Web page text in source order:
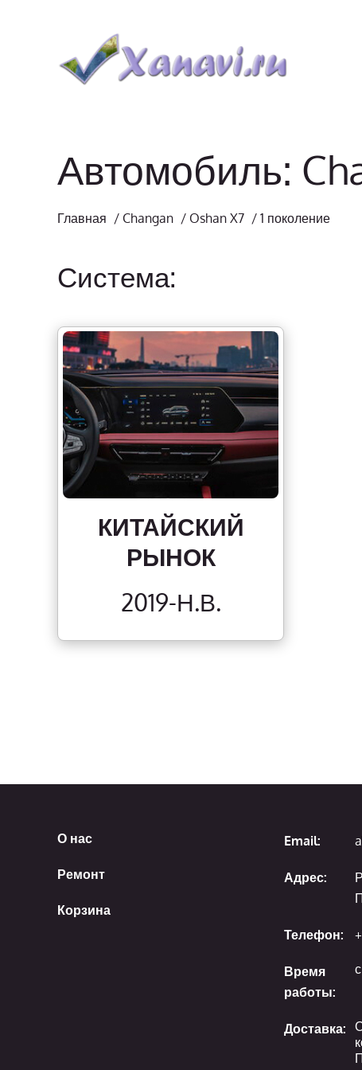
Автомобиль:
Главная / Changan / Oshan X7 / 1 поколение
Система:
КИТАЙСКИЙ
РЫНОК
2019-Н.В.
О нас
Ремонт
Корзина
Email:
Адрес:
Телефон:
Время
работы:
Доставка: